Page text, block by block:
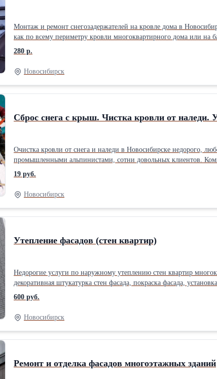
Монтаж и ремонт снегозадержателей на кровле дома в
как по всему периметру кровли многоквартирного дома или на
парковкой и т. д. Монтаж снегозадержания производится к
обязательным дополнительным креплением к фасаду дома. Все
рассчитывается бесплатно после осмотра объекты. У нас самая
280 р.
Новосибирск
Сброс снега с крыш. Чистка кровли от наледи.
Очистка кровли от снега и наледи в Новосибирске недорого,
промышленными альпинистами, сотни довольных клиентов.
административных зданий, коттеджей, многоквартирных
сроков. Современный пластиковый инструмент, гарантия
Привлекательные цены на сброс снега с крыш за 1м2.
19 руб.
Новосибирск
Утепление фасадов (стен квартир)
Недорогие услуги по наружному утеплению стен квартир
декоративная штукатурка стен фасада, покраска фасада,
эффективный способ борьбы с промерзанием стен и шумом с улицы пенопластом,
подберём необходимые материалы и технологию монтажа.
Стоимость утепления стен квартиры или дома зависит от
пенопластом всего от 600 рублей/м2. Лучше один раз утеплить фасад и навсегда забыть о сквозняках и холоде у вас дома, чем без конца пытаться делать ремонт
межпанельных швов!
600 руб.
Новосибирск
Ремонт и отделка фасадов многоэтажных зданий